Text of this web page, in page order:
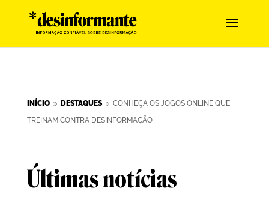
INÍCIO 9 DESTAQUES 9 CONHEÇA OS JOGOS ONLINE QUE
TREINAM CONTRA DESINFORMAÇÃO
Últimas notícias